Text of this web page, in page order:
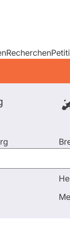
Recherchen
Wahl 2005